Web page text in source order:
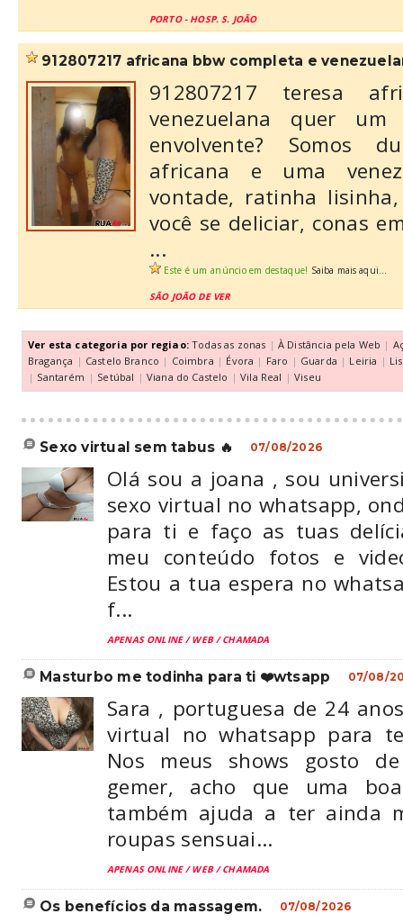
PORTO - HOSP. S. JOÃO
912807217 africana bbw completa e
912807217 teresa
venezuelana quer
envolvente? Somos
africana e uma
vontade, ratinha
você se deliciar, conas
...
Este é um anúncio em destaque! Saiba mais aqui...
SÃO JOÃO DE VER
Ver esta categoria por regiao: Todas as zonas | À Distância pela Web |
Bragança | Castelo Branco | Coimbra | Évora | Faro | Guarda | Leiria |
| Santarém | Setúbal | Viana do Castelo | Vila Real | Viseu
sexo virtual sem tabus 🔥 07/08/2026
Olá sou a joana , sou
sexo virtual no whatsapp,
para ti e faço as tuas
meu conteúdo fotos e
Estou a tua espera no
f...
APENAS ONLINE / WEB / CHAMADA
masturbo me todinha para ti ❤️wtsapp 07/08/
Sara , portuguesa de 24
virtual no whatsapp para
Nos meus shows gosto
gemer, acho que uma
também ajuda a ter ainda
roupas sensuai...
APENAS ONLINE / WEB / CHAMADA
os benefícios da massagem. 07/08/2026